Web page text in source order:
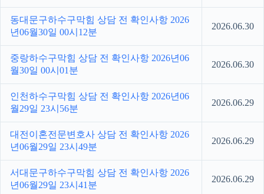
동대문구하수구막힘 상담 전 확인사항 2026
년06월30일 00시12분
2026.06.30
중랑하수구막힘 상담 전 확인사항 2026년06
월30일 00시01분
2026.06.30
인천하수구막힘 상담 전 확인사항 2026년06
월29일 23시56분
2026.06.29
대전이혼전문변호사 상담 전 확인사항 2026
년06월29일 23시49분
2026.06.29
서대문구하수구막힘 상담 전 확인사항 2026
년06월29일 23시41분
2026.06.29